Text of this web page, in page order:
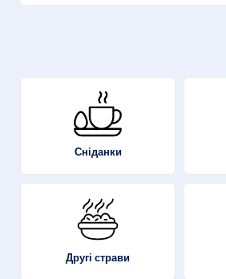
Сніданки
Другі страви